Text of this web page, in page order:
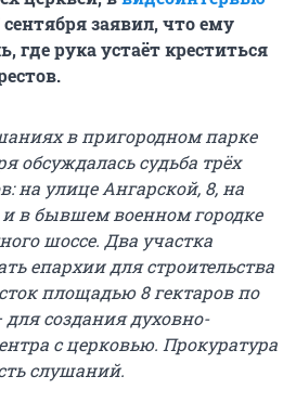
сентября заявил, что ему
где рука устаёт креститься
в пригородном парке
обсуждалась судьба трёх
на улице Ангарской, 8, на
и в бывшем военном городке
шоссе. Два участка
епархии для строительства
площадью 8 гектаров по
для создания духовно-
с церковью. Прокуратура
слушаний.